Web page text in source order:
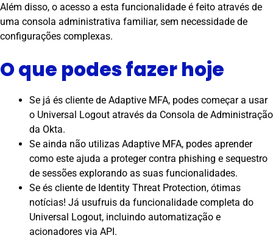
Além disso, o acesso a esta funcionalidade é feito através de
uma consola administrativa familiar, sem necessidade de
configurações complexas.
O que podes fazer hoje
Se já és cliente de Adaptive MFA, podes começar a usar
o Universal Logout através da Consola de Administração
da Okta.
Se ainda não utilizas Adaptive MFA, podes aprender
como este ajuda a proteger contra phishing e sequestro
de sessões explorando as suas funcionalidades.
Se és cliente de Identity Threat Protection, ótimas
notícias! Já usufruis da funcionalidade completa do
Universal Logout, incluindo automatização e
acionadores via API.